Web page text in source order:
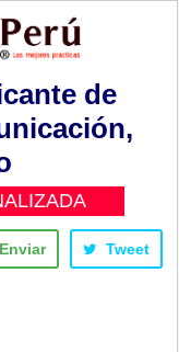
de
Enviar Tweet